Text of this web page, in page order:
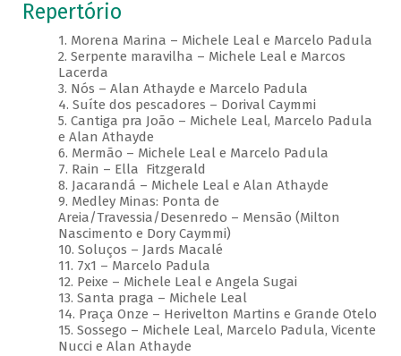
Repertório
1. Morena Marina – Michele Leal e Marcelo Padula
2. Serpente maravilha – Michele Leal e Marcos
Lacerda
3. Nós – Alan Athayde e Marcelo Padula
4. Suíte dos pescadores – Dorival Caymmi
5. Cantiga pra João – Michele Leal, Marcelo Padula
e Alan Athayde
6. Mermão – Michele Leal e Marcelo Padula
7. Rain – Ella Fitzgerald
8. Jacarandá – Michele Leal e Alan Athayde
9. Medley Minas: Ponta de
Areia/Travessia/Desenredo – Mensão (Milton
Nascimento e Dory Caymmi)
10. Soluços – Jards Macalé
11. 7x1 – Marcelo Padula
12. Peixe – Michele Leal e Angela Sugai
13. Santa praga – Michele Leal
14. Praça Onze – Herivelton Martins e Grande Otelo
15. Sossego – Michele Leal, Marcelo Padula, Vicente
Nucci e Alan Athayde